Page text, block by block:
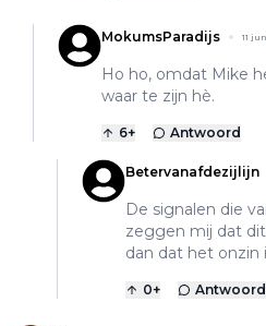
MokumsParadijs 11
Ho ho, omdat Mike
waar te zijn hè.
6+ Antwoord
Betervanafdezijlijn
De signalen die
zeggen mij dat
dan dat het onzin
0+ Antwoord